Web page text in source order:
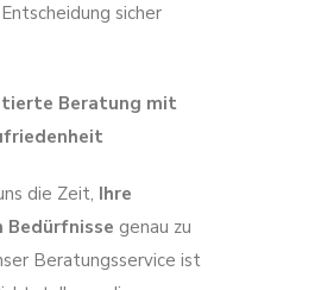
sicher
Beratung mit
die Zeit, Ihre
Bedürfnisse genau zu
Beratungsservice ist